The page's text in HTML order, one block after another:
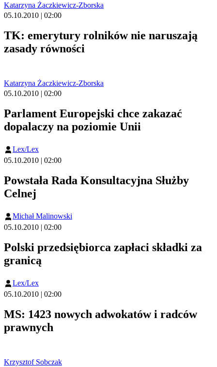
Katarzyna Żaczkiewicz-Zborska
05.10.2010 | 02:00
TK: emerytury rolników nie naruszają
zasady równości
Katarzyna Żaczkiewicz-Zborska
05.10.2010 | 02:00
Parlament Europejski chce zakazać
dopalaczy na poziomie Unii
Lex/Lex
05.10.2010 | 02:00
Powstała Rada Konsultacyjna Służby
Celnej
Michał Malinowski
05.10.2010 | 02:00
Polski przedsiębiorca zapłaci składki za
granicą
Lex/Lex
05.10.2010 | 02:00
MS: 1423 nowych adwokatów i radców
prawnych
Krzysztof Sobczak